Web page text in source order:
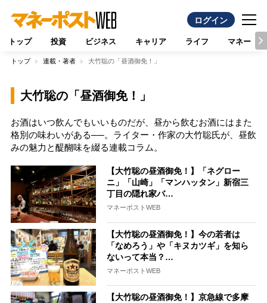
ログイン
トップ 投資 ビジネス キャリア ライフ マネー
トップ 連載・著者 大竹聡の「昼酒御免！」
大竹聡の「昼酒御免！」
お酒はいつ飲んでもいいものだが、昼から飲むお酒にはまた
格別の味わいがある──。ライター・作家の大竹聡氏が、昼飲
みの魅力と醍醐味を綴る連載コラム。
【大竹聡の昼酒御免！】「ネグロー
ニ」「山崎」「マンハッタン」新宿三
丁目の隠れ家バ…
マネーポストWEB
【大竹聡の昼酒御免！】今の若者は
「なめろう」や「キヌカツギ」を知ら
ないって本当？…
マネーポストWEB
【大竹聡の昼酒御免！】京急線で多摩